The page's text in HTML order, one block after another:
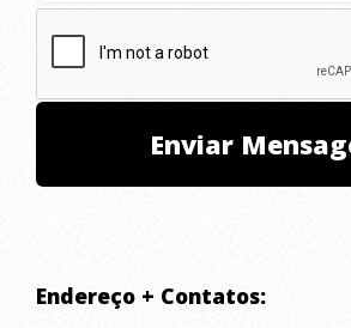
Endereço + Contatos: